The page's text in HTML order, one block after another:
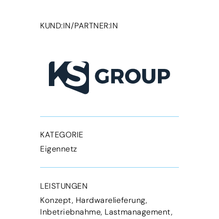
KUND:IN/PARTNER:IN
KATEGORIE
Eigennetz
LEISTUNGEN
Konzept, Hardwarelieferung,
Inbetriebnahme, Lastmanagement,